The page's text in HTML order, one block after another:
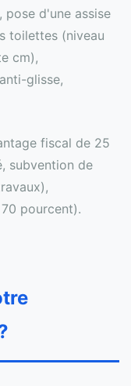
pose d'une assise
toilettes (niveau
cm),
glisse,
fiscal de 25
subvention de
pourcent).